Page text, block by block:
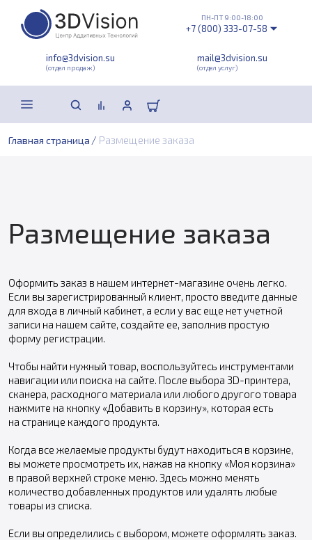
info@3dvision.su
(отдел продаж)
mail@3dvision.su
(отдел услуг)
ПН-ПТ 9:00-18:00
+7 (800) 333-07-58
Главная страница / Размещение заказа
Размещение заказа
Оформить заказ в нашем интернет-магазине очень легко.
Если вы зарегистрированный клиент, просто введите данные
для входа в личный кабинет, а если у вас еще нет учетной
записи на нашем сайте, создайте ее, заполнив простую
форму регистрации.
Чтобы найти нужный товар, воспользуйтесь инструментами
навигации или поиска на сайте. После выбора 3D-принтера,
сканера, расходного материала или любого другого товара
нажмите на кнопку «Добавить в корзину», которая есть
на странице каждого продукта.
Когда все желаемые продукты будут находиться в корзине,
вы можете просмотреть их, нажав на кнопку «Моя корзина»
в правой верхней строке меню. Здесь можно менять
количество добавленных продуктов или удалять любые
товары из списка.
Если вы определились с выбором, можете оформлять заказ.